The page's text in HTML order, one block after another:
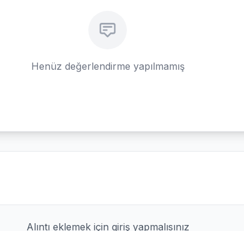
Henüz değerlendirme yapılmamış
Alıntı eklemek için giriş yapmalısınız